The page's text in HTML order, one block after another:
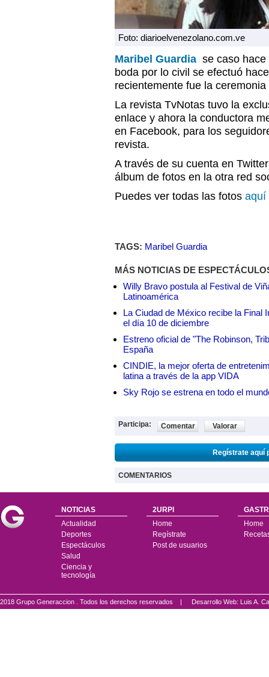
Foto: diarioelvenezolano.com.ve
Maribel Guardia se caso
boda por lo civil se efectuó
recientemente fue la
La revista TvNotas tuvo la
enlace y ahora la conductora
en Facebook, para los
revista.
A través de su cuenta en
álbum de fotos en la otra red
Puedes ver todas las fotos aquí
TAGS: Maribel Guardia
MÁS NOTICIAS DE
Willy Bravo postula al Festival de
Latinoamérica
La Ciudad de México recibe la Final
el día 10 de diciembre
Estreno oficial de "The Robinson,
España
CINDIE, la mejor oferta de
latina a través de la app VIDA
Sky Rojo se estrena en todo el
Participa: Comentar Valorar
Regístrate aquí
COMENTARIOS
NOTICIAS
Actualidad
Deportes
Espectáculos
Salud
Ciencia y
tecnología
2URPI
Home
Regístrate
Post de usuarios
Home
2018 Grupo Generaccion . Todos los derechos reservados | Desarrollo Web: Luis